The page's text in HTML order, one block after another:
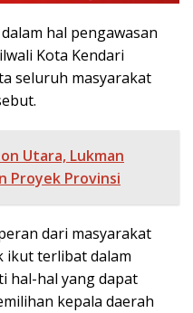
hal pengawasan
Kota Kendari
seluruh masyarakat
Utara, Lukman
Proyek Provinsi
dari masyarakat
ikut terlibat dalam
hal-hal yang dapat
kepala daerah